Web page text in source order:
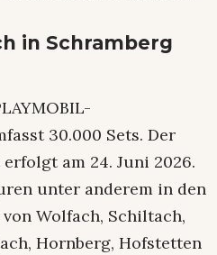
in Schramberg
30.000 Sets. Der
am 24. Juni 2026.
unter anderem in den
Wolfach, Schiltach,
Hornberg, Hofstetten